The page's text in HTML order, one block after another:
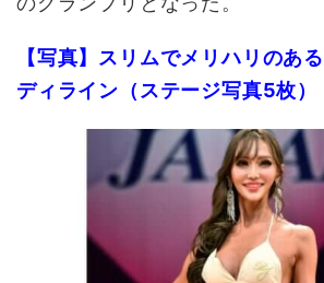
【写真】スリムでメリハリのあ
ディライン（ステージ写真5枚）